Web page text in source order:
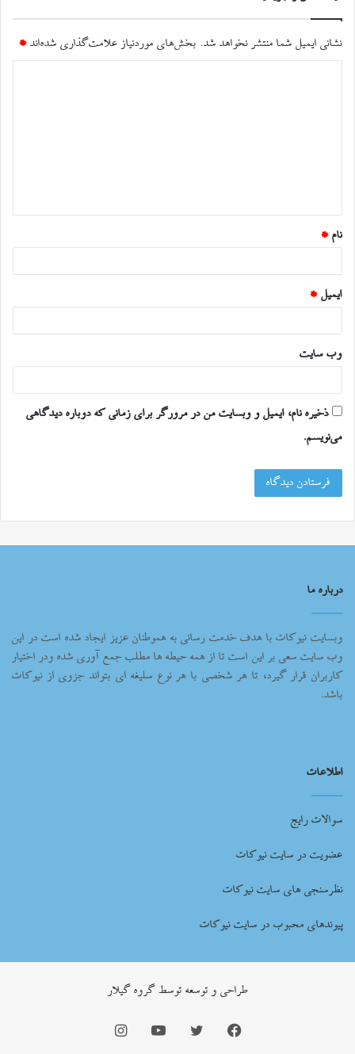
نشانی ایمیل شما منتشر نخواهد شد. بخش‌های موردنیاز علامت‌گذاری شده‌اند *
*
نام *
ایمیل *
وب‌ سایت
ذخیره نام، ایمیل و وبسایت من در مرورگر برای زمانی که دوباره دیدگاهی
می‌نویسم.
درباره ما
وبسایت نیوکات با هدف خدمت رسانی به هموطنان عزیز ایجاد شده است در این
وب سایت سعی بر این است تا از همه حیطه ها مطلب جمع آوری شده ودر اختیار
کاربران قرار گیرد، تا هر شخصی با هر نوع سلیغه ای بتواند جزوی از نیوکات
باشد.
اطلاعات
سوالات رایج
عضویت در سایت نیوکات
نظرسنجی های سایت نیوکات
پیوندهای محبوب در سایت نیوکات
طراحي و توسعه توسط گروه گيلار
فیس یوتیوب اینستاگرام